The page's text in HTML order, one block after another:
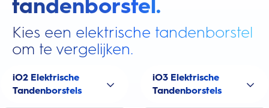
tandenborstel.
Kies een elektrische tandenborstel
om te vergelijken.
iO2 Elektrische
Tandenborstels
iO3 Elektrische
Tandenborstels